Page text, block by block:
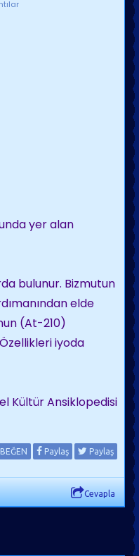
yer alan
bulunur. Bizmutun
elde
(At-210)
iyoda
Kültür Ansiklopedisi
BEĞEN Paylaş Paylaş
Cevapla